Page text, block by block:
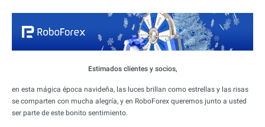
Estimados clientes y socios,
en esta mágica época navideña, las luces brillan como estrellas y las risas
se comparten con mucha alegría, y en RoboForex queremos junto a usted
ser parte de este bonito sentimiento.